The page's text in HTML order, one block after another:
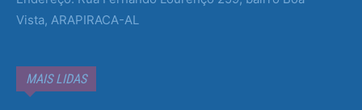
Vista, ARAPIRACA-AL
MAIS LIDAS